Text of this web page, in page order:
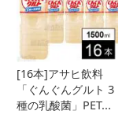
[16本]アサヒ飲料
「ぐんぐんグルト 3
種の乳酸菌」PET...